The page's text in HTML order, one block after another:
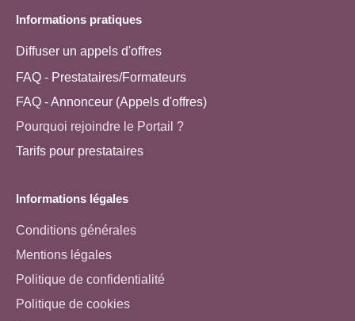
Informations pratiques
Diffuser un appels d'offres
FAQ - Prestataires/Formateurs
FAQ - Annonceur (Appels d'offres)
Pourquoi rejoindre le Portail ?
Tarifs pour prestataires
Informations légales
Conditions générales
Mentions légales
Politique de confidentialité
Politique de cookies